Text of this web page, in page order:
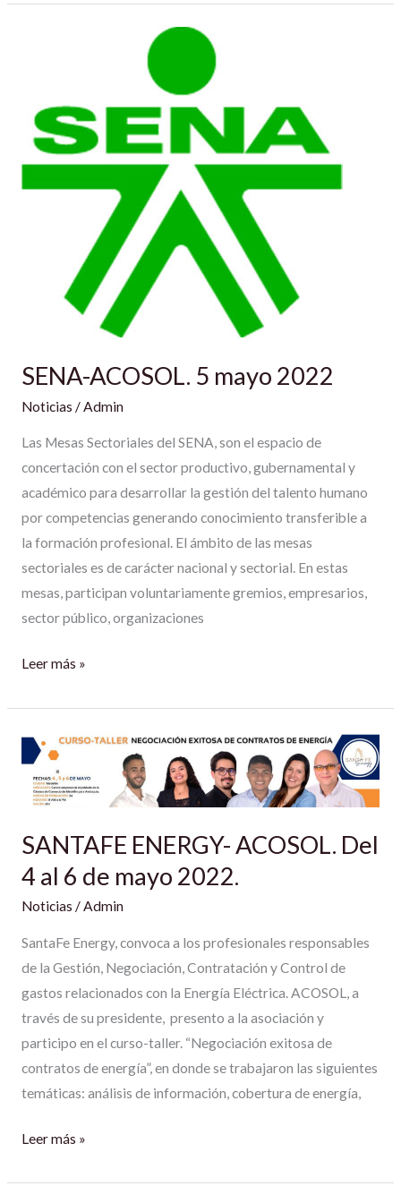
SENA-ACOSOL. 5 mayo 2022
Noticias /Admin
Las Mesas Sectoriales del SENA, son el espacio de
concertación con el sector productivo, gubernamental y
académico para desarrollar la gestión del talento humano
por competencias generando conocimiento transferible a
la formación profesional. El ámbito de las mesas
sectoriales es de carácter nacional y sectorial. En estas
mesas, participan voluntariamente gremios, empresarios,
sector público, organizaciones
mayo
2022
Leer más »
SANTAFE ENERGY- ACOSOL. Del
4 al 6 de mayo 2022.
Noticias /Admin
SantaFe Energy, convoca a los profesionales responsables
de la Gestión, Negociación, Contratación y Control de
gastos relacionados con la Energía Eléctrica. ACOSOL, a
través de su presidente, presento a la asociación y
participo en el curso-taller. “Negociación exitosa de
contratos de energía”, en donde se trabajaron las siguientes
temáticas: análisis de información, cobertura de energía,
SANTAFE
ENERGY-
ACOSOL.
4
al
mayo
2022.
Leer más »